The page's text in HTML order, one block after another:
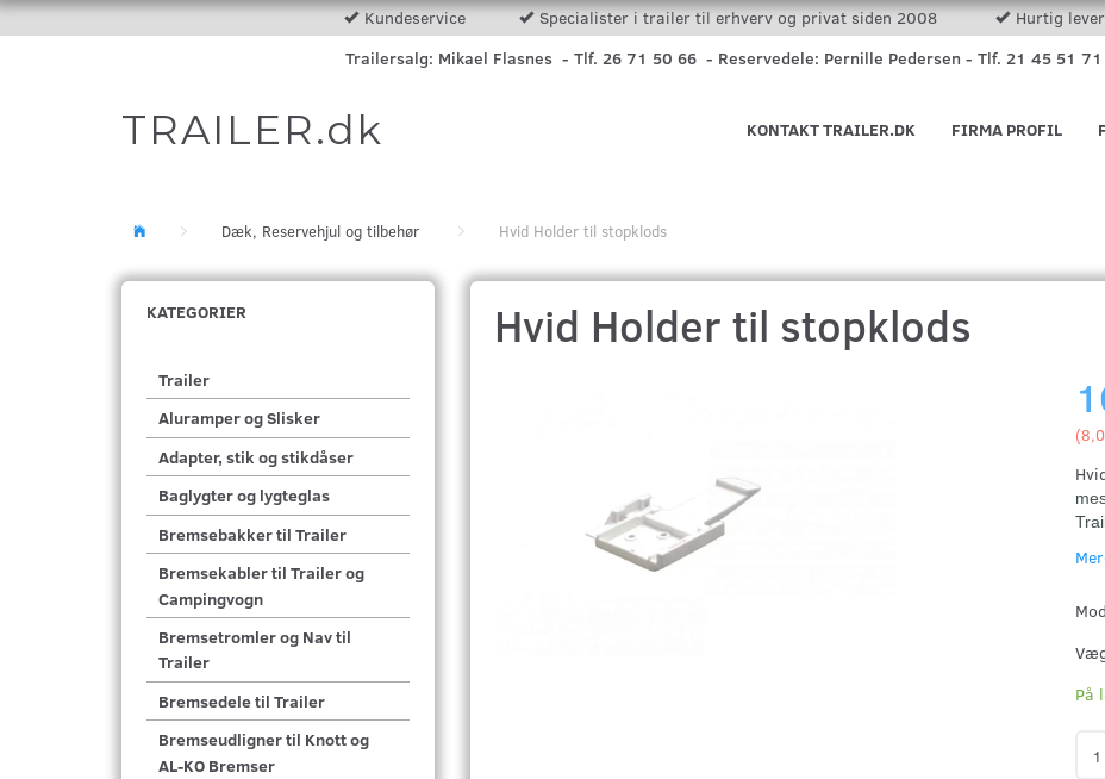
Kundeservice Specialister i trailer til erhverv og privat siden 2008
Hurtig
Trailersalg: Mikael Flasnes - Tlf. 26 71 50 66 - Reservedele: Pernille Pedersen - Tlf. 21 45 51
TRAILER.dk FIRMA PROFIL
KONTAKT TRAILER.DK
Dæk, Reservehjul og tilbehør Hvid Holder til stopklods
KATEGORIER
Trailer
Aluramper og Slisker
Adapter, stik og stikdåser
Baglygter og lygteglas
Bremsebakker til Trailer
Bremsekabler til Trailer og
Campingvogn
Bremsetromler og Nav til
Trailer
Bremsedele til Trailer
Bremseudligner til Knott og
AL-KO Bremser
Hvid Holder til stopklods
(
På